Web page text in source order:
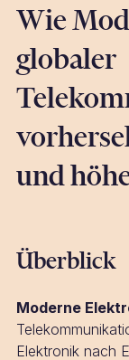
Wie
globaler
und
Überblick
Moderne
Elektronik nach